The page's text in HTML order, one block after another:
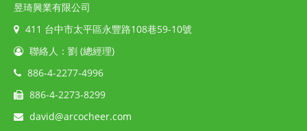
昱琦興業有限公司
411 台中市太平區永豐路108巷59-10號
聯絡人：劉 (總經理)
886-4-2277-4996
886-4-2273-8299
david@arcocheer.com